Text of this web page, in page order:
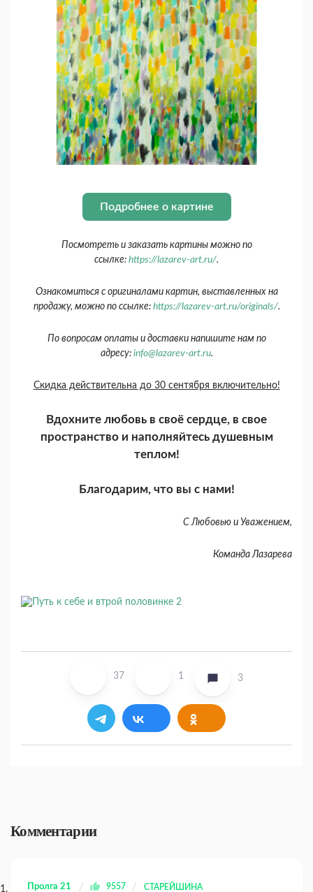
Подробнее о картине
Посмотреть и заказать картины можно по
ссылке: https://lazarev-art.ru/.
Ознакомиться с оригиналами картин, выставленных на
продажу, можно по ссылке: https://lazarev-art.ru/originals/.
По вопросам оплаты и доставки напишите нам по
адресу: info@lazarev-art.ru.
Скидка действительна до 30 сентября включительно!
Вдохните любовь в своё сердце, в свое
пространство и наполняйтесь душевным
теплом!
Благодарим, что вы с нами!
С Любовью и Уважением,
Команда Лазарева
37 1 3
Комментарии
Пролга 21 9557 СТАРЕЙШИНА